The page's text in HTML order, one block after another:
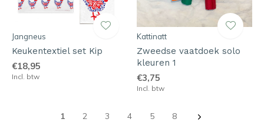
Jangneus
Keukentextiel set Kip
€18,95
Incl. btw
Kattinatt
Zweedse vaatdoek solo
kleuren 1
€3,75
Incl. btw
1 2 3 4 5 8